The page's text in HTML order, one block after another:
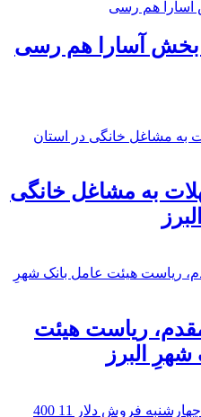
بخش آسارا هم رسی
به مشاغل خانگی
ریاست هیئت
البرز